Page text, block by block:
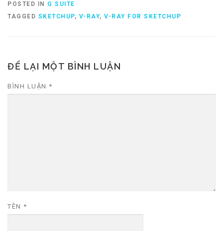
POSTED IN G SUITE
TAGGED SKETCHUP, V-RAY, V-RAY FOR SKETCHUP
ĐỂ LẠI MỘT BÌNH LUẬN
BÌNH LUẬN *
TÊN *